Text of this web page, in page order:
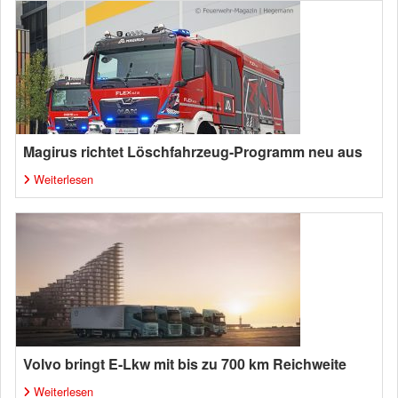
Magirus richtet Löschfahrzeug-Programm neu aus
Weiterlesen
Volvo bringt E-Lkw mit bis zu 700 km Reichweite
Weiterlesen